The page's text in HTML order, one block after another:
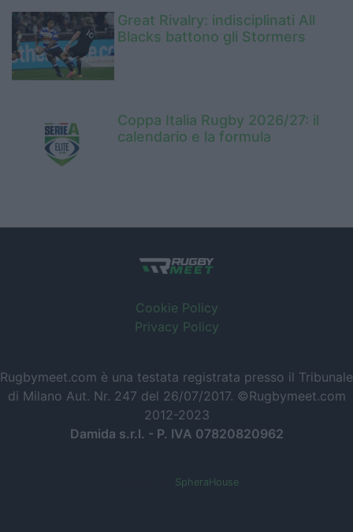
Great Rivalry: indisciplinati All
Blacks battono gli Stormers
Coppa Italia Rugby 2026/27: il
calendario e la formula
Cookie Policy
Privacy Policy
Rugbymeet.com è una testata registrata presso il Tribunale
di Milano Aut. Nr. 247 del 26/07/2017. ©Rugbymeet.com
2012-2023
Damida s.r.l. - P. IVA 07820820962
SpheraHouse